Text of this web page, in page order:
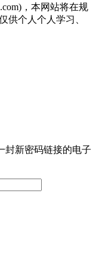
，本网站将在规
供个人个人学习、
封新密码链接的电子